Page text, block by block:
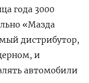
года 3000
«Мазда
дистрибутор,
и
автомобили